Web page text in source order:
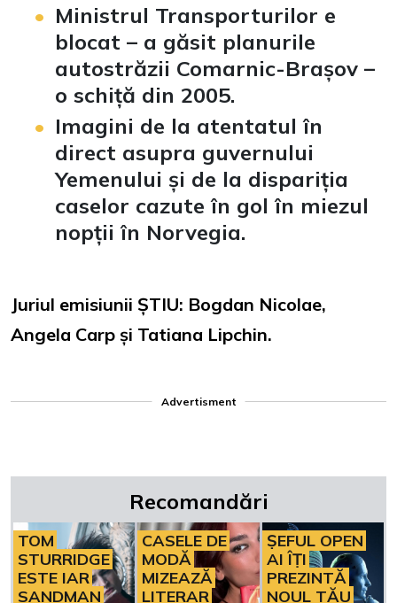
Ministrul Transporturilor e
blocat – a găsit planurile
autostrăzii Comarnic-Brașov –
o schiță din 2005.
Imagini de la atentatul în
direct asupra guvernului
Yemenului și de la dispariția
caselor cazute în gol în miezul
nopții în Norvegia.
Juriul emisiunii ȘTIU: Bogdan Nicolae,
Angela Carp și Tatiana Lipchin.
Advertisment
Recomandări
TOM
STURRIDGE
ESTE IAR
SANDMAN
CASELE DE
MODĂ
MIZEAZĂ
LITERAR
ȘEFUL OPEN
AI ÎȚI
PREZINTĂ
NOUL TĂU